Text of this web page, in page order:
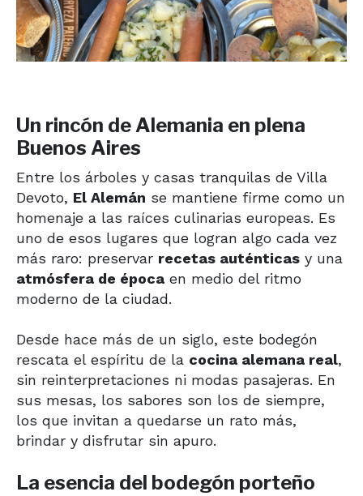
Un rincón de Alemania en plena
Buenos Aires
Entre los árboles y casas tranquilas de Villa
Devoto, El Alemán se mantiene firme como un
homenaje a las raíces culinarias europeas. Es
uno de esos lugares que logran algo cada vez
más raro: preservar recetas auténticas y una
atmósfera de época en medio del ritmo
moderno de la ciudad.
Desde hace más de un siglo, este bodegón
rescata el espíritu de la cocina alemana real,
sin reinterpretaciones ni modas pasajeras. En
sus mesas, los sabores son los de siempre,
los que invitan a quedarse un rato más,
brindar y disfrutar sin apuro.
La esencia del bodegón porteño